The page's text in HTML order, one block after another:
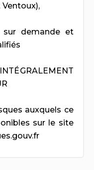
sur demande et
auxquels ce
sur le site